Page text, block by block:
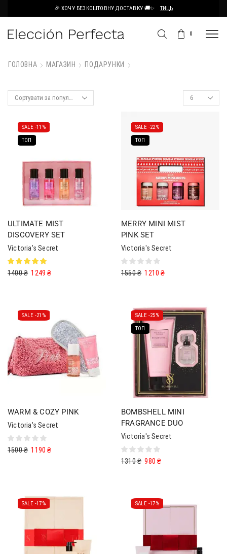
🎉 ХОЧУ БЕЗКОШТОВНУ ДОСТАВКУ 🚚✨ ТИЦЬ
0
ГОЛОВНА МАГАЗИН ПОДАРУНКИ
SALE -11%
ТОП
ULTIMATE MIST
DISCOVERY SET
Victoria's Secret
1400₴ 1249₴
SALE -22%
ТОП
MERRY MINI MIST
PINK SET
Victoria's Secret
1550₴ 1210₴
SALE -21%
WARM & COZY PINK
Victoria's Secret
1500₴ 1190₴
SALE -25%
ТОП
BOMBSHELL MINI
FRAGRANCE DUO
Victoria's Secret
1310₴ 980₴
SALE -17% SALE -17%